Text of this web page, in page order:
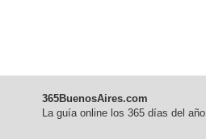
365BuenosAires.com
La guía online los 365 días del año